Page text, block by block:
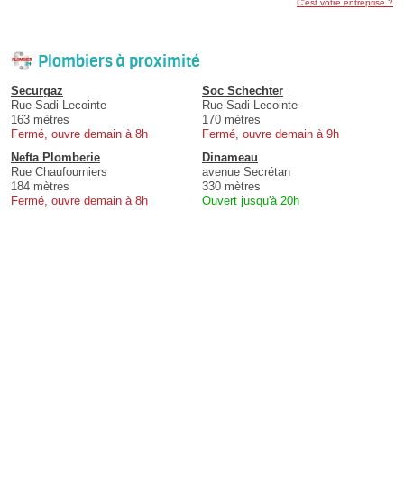
C'est votre entreprise ?
Plombiers à proximité
Securgaz
Rue Sadi Lecointe
163 mètres
Fermé, ouvre demain à 8h
Soc Schechter
Rue Sadi Lecointe
170 mètres
Fermé, ouvre demain à 9h
Nefta Plomberie
Rue Chaufourniers
184 mètres
Fermé, ouvre demain à 8h
Dinameau
avenue Secrétan
330 mètres
Ouvert jusqu'à 20h